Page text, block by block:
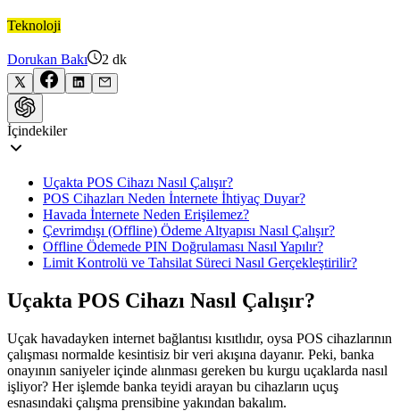
Teknoloji
Dorukan Bakı 2 dk
İçindekiler
​Uçakta POS Cihazı Nasıl Çalışır?
POS Cihazları Neden İnternete İhtiyaç Duyar?
Havada İnternete Neden Erişilemez?
Çevrimdışı (Offline) Ödeme Altyapısı Nasıl Çalışır?
Offline Ödemede PIN Doğrulaması Nasıl Yapılır?
Limit Kontrolü ve Tahsilat Süreci Nasıl Gerçekleştirilir?
​Uçakta POS Cihazı Nasıl Çalışır?
Uçak havadayken internet bağlantısı kısıtlıdır, oysa POS cihazlarının
çalışması normalde kesintisiz bir veri akışına dayanır. Peki, banka
onayının saniyeler içinde alınması gereken bu kurgu uçaklarda nasıl
işliyor? Her işlemde banka teyidi arayan bu cihazların uçuş
esnasındaki çalışma prensibine yakından bakalım.